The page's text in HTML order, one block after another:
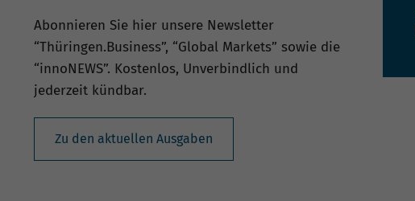
Abonnieren Sie hier unsere Newsletter
“Thüringen.Business”, “Global Markets” sowie die
“innoNEWS”. Kostenlos, Unverbindlich und
jederzeit kündbar.
Zu den aktuellen Ausgaben